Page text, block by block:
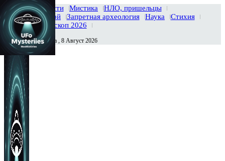
Главная Новости Мистика
НЛО, пришельцы
Тайны вселенной
Запретная археология Наука
Стихия
История
Гороскоп 2026
Сегодня Суббота , 8 Август 2026